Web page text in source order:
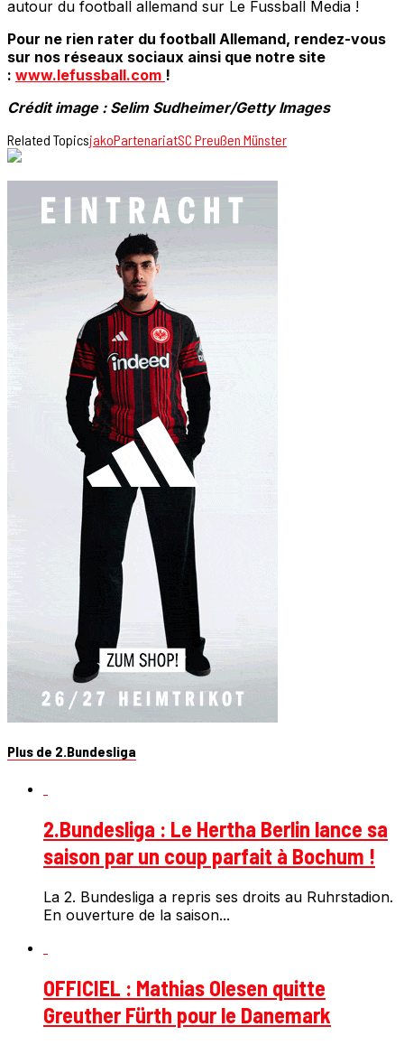
autour du football allemand sur Le Fussball Media !
Pour ne rien rater du football Allemand, rendez-vous
sur nos réseaux sociaux ainsi que notre site
: www.lefussball.com !
Crédit image : Selim Sudheimer/Getty Images
Related TopicsjakoPartenariatSC Preußen Münster
Plus de 2.Bundesliga
2.Bundesliga : Le Hertha Berlin lance sa
saison par un coup parfait à Bochum !
La 2. Bundesliga a repris ses droits au Ruhrstadion.
En ouverture de la saison...
OFFICIEL : Mathias Olesen quitte
Greuther Fürth pour le Danemark